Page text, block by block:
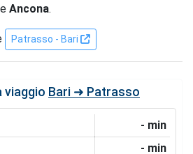
e Ancona.
Patrasso - Bari
viaggio Bari ➜ Patrasso
- min
- min